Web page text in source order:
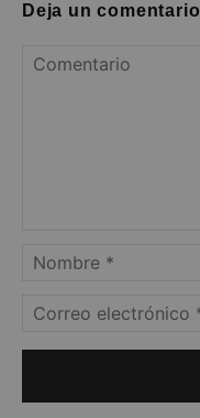
Deja un comentario